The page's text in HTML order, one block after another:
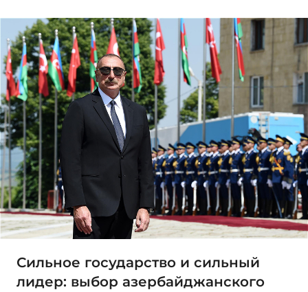
Сильное государство и сильный
лидер: выбор азербайджанского